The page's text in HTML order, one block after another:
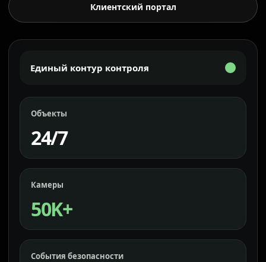
Клиентский портал
Единый контур контроля
Объекты
24/7
Камеры
50K+
События безопасности